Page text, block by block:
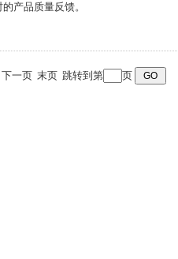
的产品质量反馈。
一页 末页 跳转到第 页